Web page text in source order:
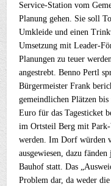
Service-Station vom
Planung gehen. Sie soll
Umkleide und einen
Umsetzung mit Leader-
Planungen zu teuer
angestrebt. Benno Pertl
Bürgermeister Frank
gemeindlichen Plätzen
Euro für das Tagesticket
im Ortsteil Berg mit
werden. Im Dorf würden
ausgewiesen, dazu
Bauhof statt. Das
Problem dar, da weder